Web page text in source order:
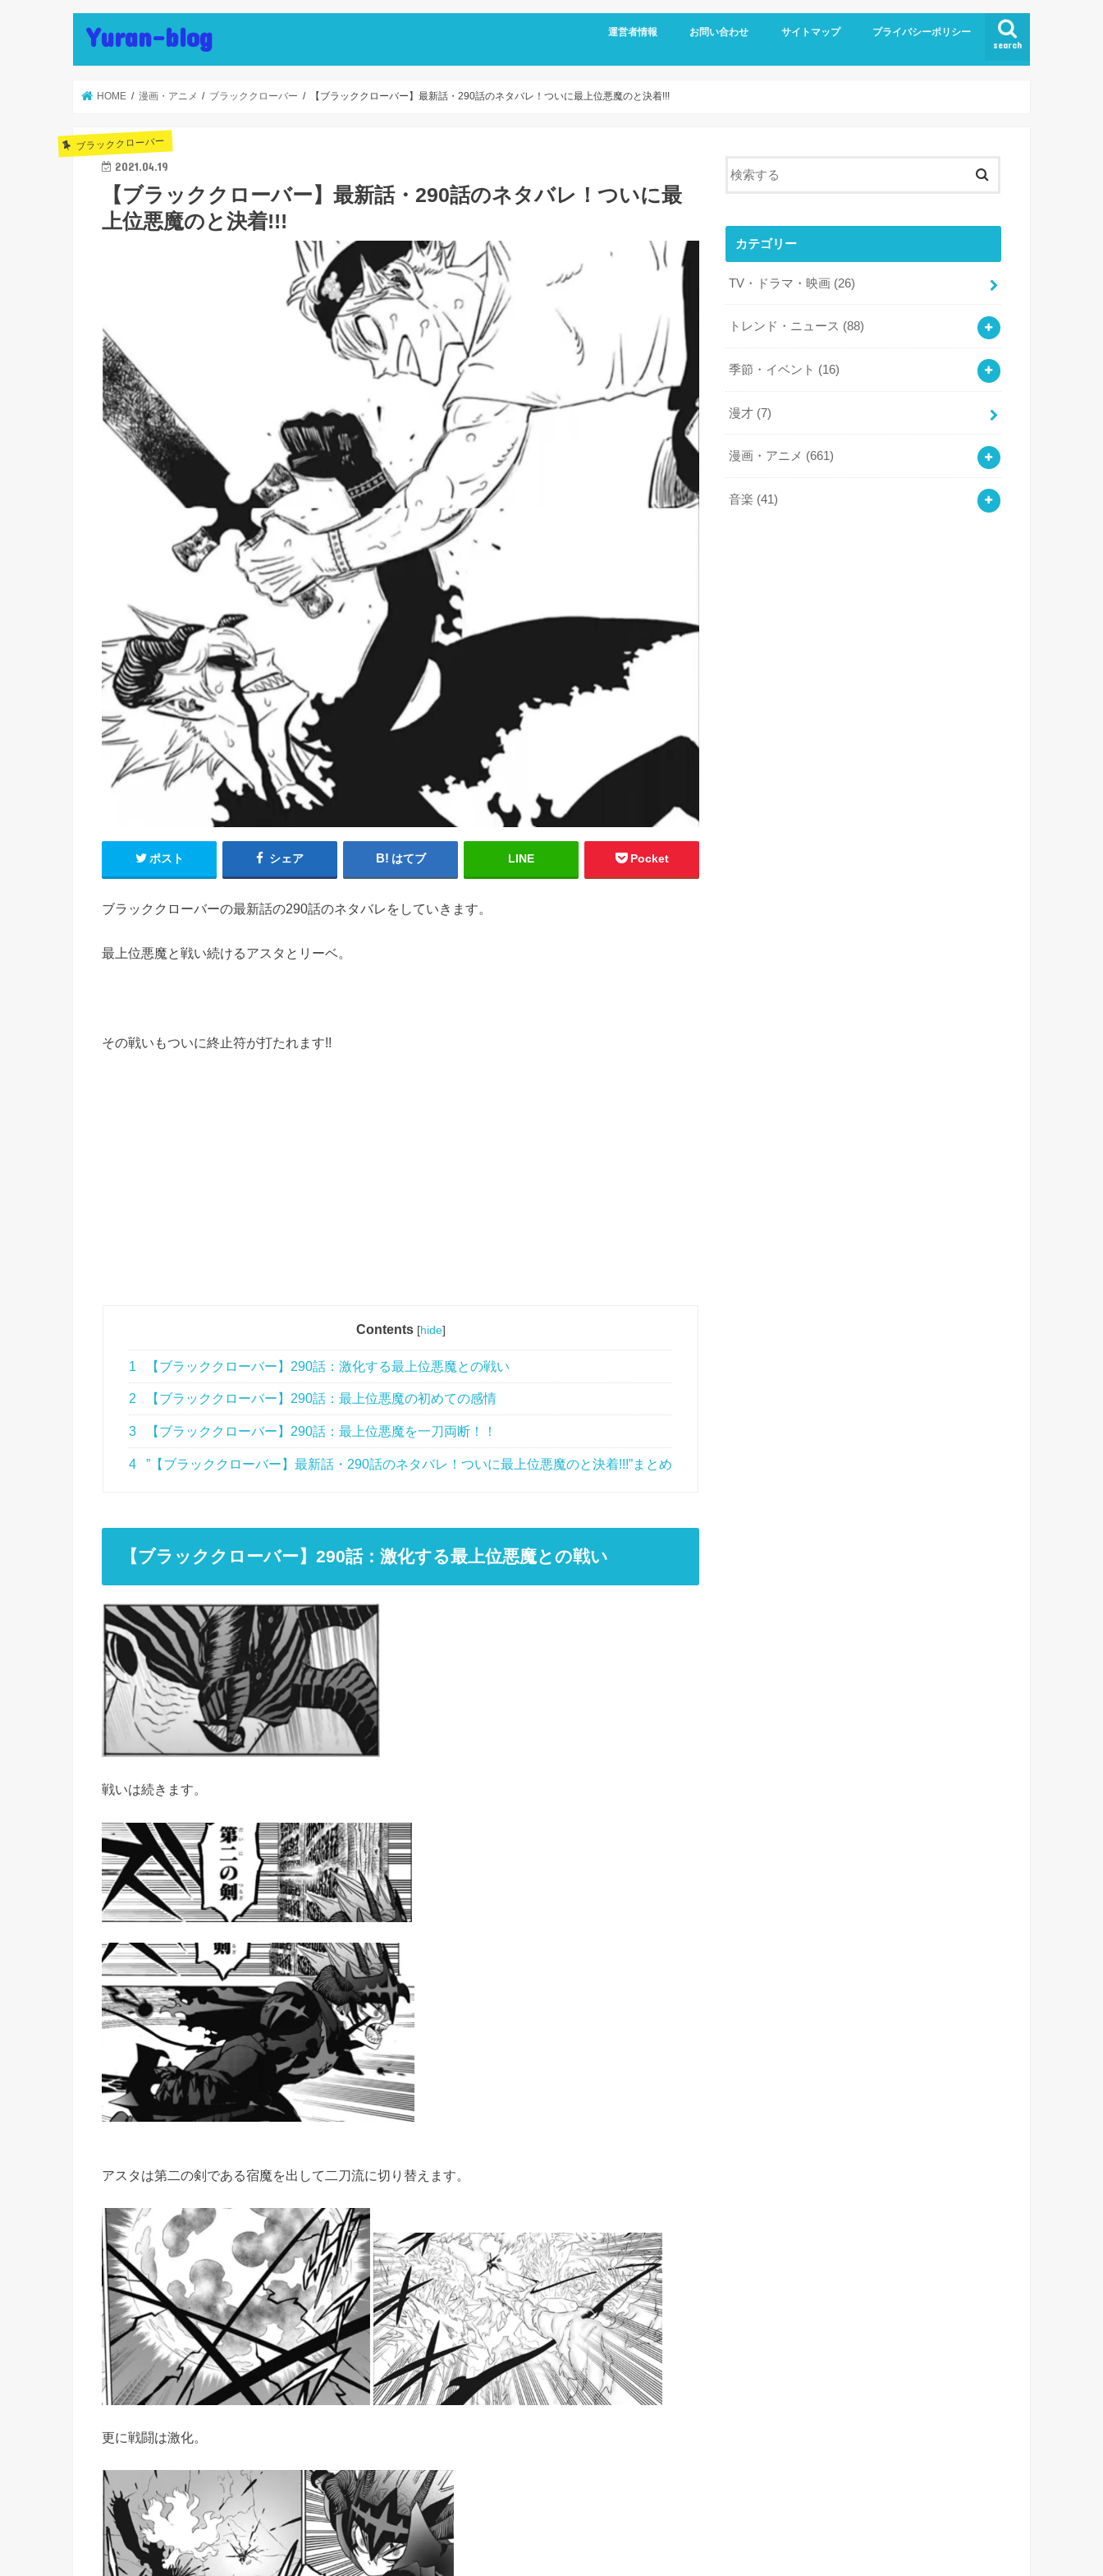
Yuran-blog search
運営者情報 お問い合わせ サイトマップ プライバシーポリシー
HOME 漫画・アニメ ブラッククローバー 【ブラッククローバー】最新話・290話のネタバレ！ついに最上位悪魔のと決着!!!
ブラッククローバー
2021.04.19
【ブラッククローバー】最新話・290話のネタバレ！ついに最
上位悪魔のと決着!!!
ポスト シェア はてブ LINE Pocket
ブラッククローバーの最新話の290話のネタバレをしていきます。
最上位悪魔と戦い続けるアスタとリーベ。
その戦いもついに終止符が打たれます!!
Contents [hide]
1 【ブラッククローバー】290話：激化する最上位悪魔との戦い
2 【ブラッククローバー】290話：最上位悪魔の初めての感情
3 【ブラッククローバー】290話：最上位悪魔を一刀両断！！
4 ”【ブラッククローバー】最新話・290話のネタバレ！ついに最上位悪魔のと決着!!!”まとめ
【ブラッククローバー】290話：激化する最上位悪魔との戦い
戦いは続きます。
アスタは第二の剣である宿魔を出して二刀流に切り替えます。
更に戦闘は激化。
カテゴリー
TV・ドラマ・映画 (26)
トレンド・ニュース (88)
季節・イベント (16)
漫才 (7)
漫画・アニメ (661)
音楽 (41)